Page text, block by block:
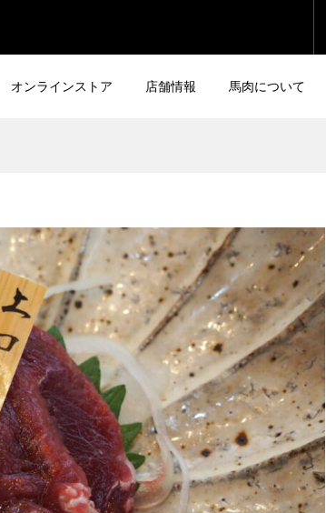
オンラインストア 店舗情報 馬肉について
¥1,728 (税込)
厳選馬刺しお試しセット【馬
肉ユッケ付】
¥5,980 (税込)
熊本直送 極ハツ刺し
¥2,700(税込)